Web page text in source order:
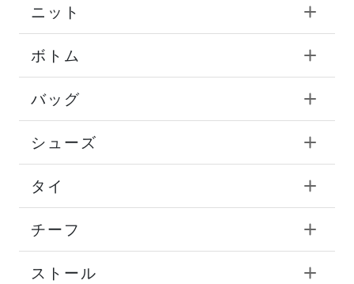
ニット
ボトム
バッグ
シューズ
タイ
チーフ
ストール